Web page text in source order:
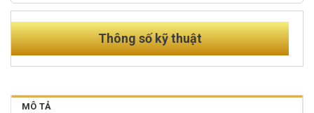
Thông số kỹ thuật
MÔ TẢ